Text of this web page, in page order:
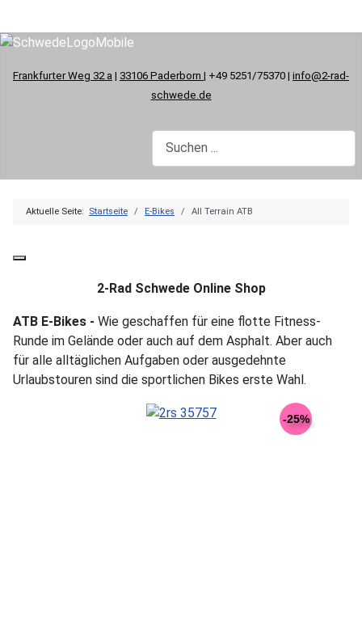
Frankfurter Weg 32 a | 33106 Paderborn | +49 5251/75370 | info@2-rad-
schwede.de
Aktuelle Seite: Startseite E-Bikes All Terrain ATB
2-Rad Schwede Online Shop
ATB E-Bikes - Wie geschaffen für eine flotte Fitness-
Runde im Gelände oder auch auf dem Asphalt. Aber auch
für alle alltäglichen Aufgaben oder ausgedehnte
Urlaubstouren sind die sportlichen Bikes erste Wahl.
-25%